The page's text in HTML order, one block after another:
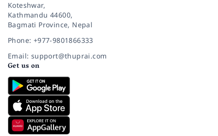
Koteshwar,
Kathmandu 44600,
Bagmati Province, Nepal
Phone: +977-9801866333
Email: support@thuprai.com
Get us on